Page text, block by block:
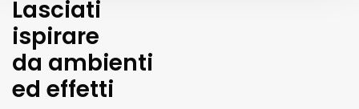
Lasciati
ispirare
da ambienti
ed effetti